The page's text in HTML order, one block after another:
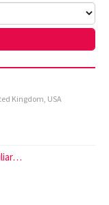
Kingdom, USA